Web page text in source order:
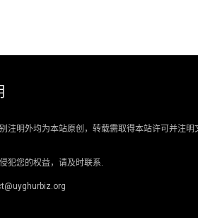
注明外均为本站原创，转载需取得本站许可并注明
犯您的权益，请及时联系.